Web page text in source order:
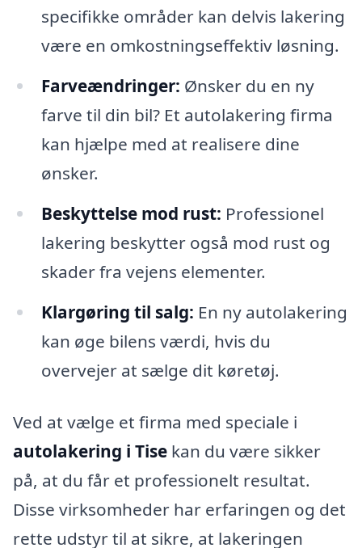
specifikke områder kan delvis lakering
være en omkostningseffektiv løsning.
Farveændringer: Ønsker du en ny
farve til din bil? Et autolakering firma
kan hjælpe med at realisere dine
ønsker.
Beskyttelse mod rust: Professionel
lakering beskytter også mod rust og
skader fra vejens elementer.
Klargøring til salg: En ny autolakering
kan øge bilens værdi, hvis du
overvejer at sælge dit køretøj.
Ved at vælge et firma med speciale i
autolakering i Tise kan du være sikker
på, at du får et professionelt resultat.
Disse virksomheder har erfaringen og det
rette udstyr til at sikre, at lakeringen